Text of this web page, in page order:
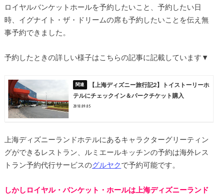
ロイヤルバンケットホールを予約したいこと、予約したい日
時、イグナイト・ザ・ドリームの席も予約したいことを伝え無
事予約できました。
予約したときの詳しい様子はこちらの記事に記載しています▼
【上海ディズニー旅行記2】トイストーリーホ
テルにチェックイン＆パークチケット購入
2018.09.05
上海ディズニーランドホテルにあるキャラクターグリーティン
グができるレストラン、ルミエールキッチンの予約は海外レス
トラン予約代行サービスのグルヤクで予約可能です。
しかしロイヤル・バンケット・ホールは上海ディズニーランド